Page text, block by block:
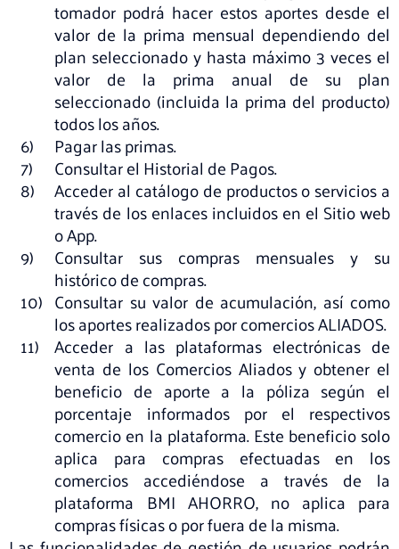
tomador podrá hacer estos aportes desde el
valor de la prima mensual dependiendo del
plan seleccionado y hasta máximo 3 veces el
valor de la prima anual de su plan
seleccionado (incluida la prima del producto)
todos los años.
Pagar las primas.
Consultar el Historial de Pagos.
Acceder al catálogo de productos o servicios a
través de los enlaces incluidos en el Sitio web
o App.
Consultar sus compras mensuales y su
histórico de compras.
Consultar su valor de acumulación, así como
los aportes realizados por comercios ALIADOS.
Acceder a las plataformas electrónicas de
venta de los Comercios Aliados y obtener el
beneficio de aporte a la póliza según el
porcentaje informados por el respectivos
comercio en la plataforma. Este beneficio solo
aplica para compras efectuadas en los
comercios accediéndose a través de la
plataforma BMI AHORRO, no aplica para
compras físicas o por fuera de la misma.